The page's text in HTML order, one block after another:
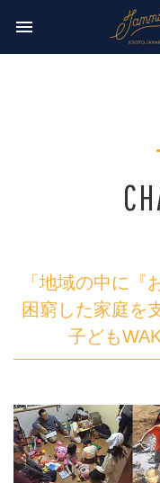
今
【 NPO法人
menu
「地域の中に『
困窮した家庭を
子ども